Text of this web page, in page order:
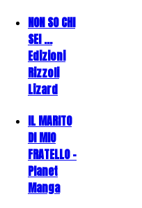
NON SO CHI
SEI ...
Edizioni
Rizzoli
Lizard
IL MARITO
DI MIO
FRATELLO -
Planet
Manga